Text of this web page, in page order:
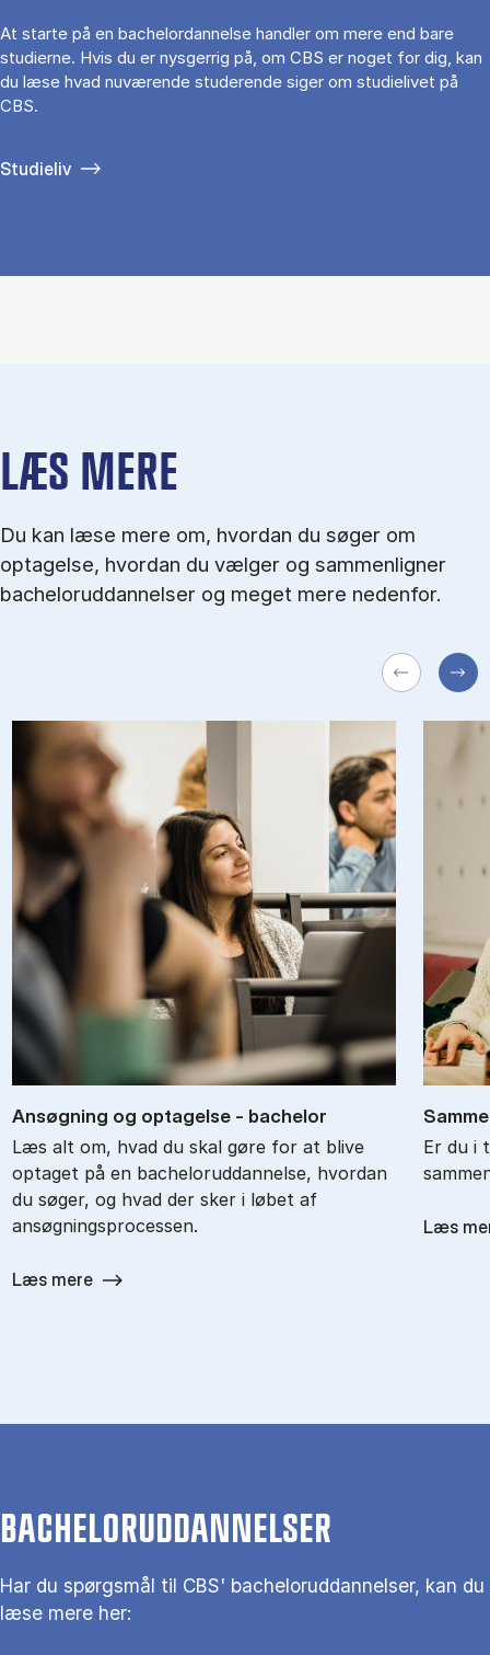
At starte på en bachelordannelse handler om mere end bare
studierne. Hvis du er nysgerrig på, om CBS er noget for dig, kan
du læse hvad nuværende studerende siger om studielivet på
CBS.
Studieliv
LÆS MERE
Du kan læse mere om, hvordan du søger om
optagelse, hvordan du vælger og sammenligner
bacheloruddannelser og meget mere nedenfor.
An­søg­ning og op­ta­gel­se - ba­chel­or
Læs alt om, hvad du skal gøre for at blive
optaget på en bacheloruddannelse, hvordan
du søger, og hvad der sker i løbet af
ansøgningsprocessen.
Læs mere
Er du i
Læs
BACHELORUDDANNELSER
Har du spørgsmål til CBS' bacheloruddannelser, kan du
læse mere her: